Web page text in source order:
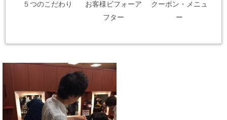
５つのこだわり
お客様ビフォーア
フター
クーポン・メニュ
ー